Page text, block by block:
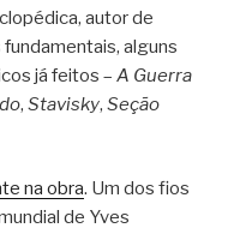
autor de
alguns
já feitos – A Guerra
, Stavisky, Seção
na obra. Um dos fios
de Yves